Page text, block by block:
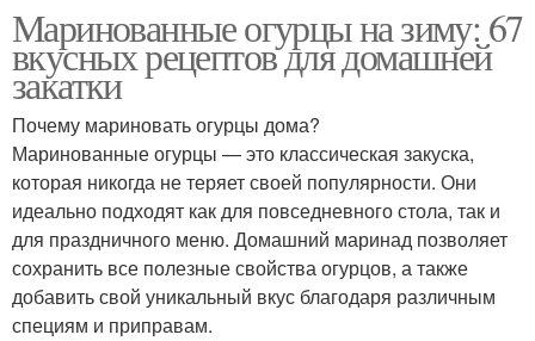
Маринованные огурцы на зиму: 67
вкусных рецептов для домашней
закатки
Почему мариновать огурцы дома?
Маринованные огурцы — это классическая закуска,
которая никогда не теряет своей популярности. Они
идеально подходят как для повседневного стола, так и
для праздничного меню. Домашний маринад позволяет
сохранить все полезные свойства огурцов, а также
добавить свой уникальный вкус благодаря различным
специям и приправам.